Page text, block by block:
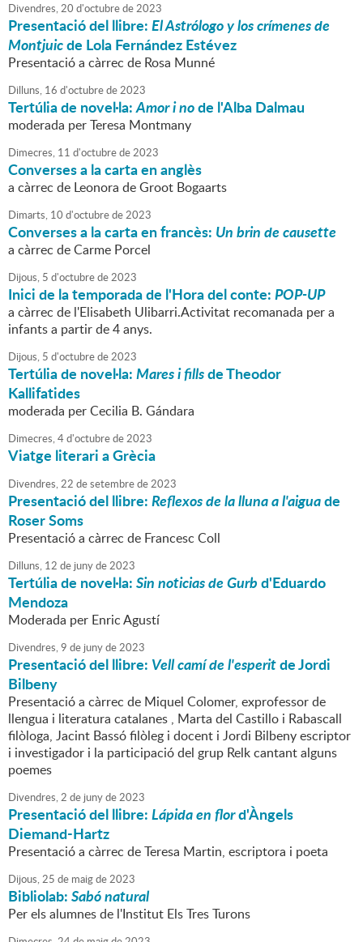
Divendres,20 d'octubrede2023
Presentació del llibre:El Astrólogo y los crímenes de
Montjuicde Lola Fernández Estévez
Presentació a càrrec de Rosa Munné
Dilluns, 16 d'octubrede2023
Tertúlia de novel·la:Amor i node l'Alba Dalmau
moderada per Teresa Montmany
Dimecres, 11 d'octubrede2023
Converses a la carta en anglès
a càrrec de Leonora de Groot Bogaarts
Dimarts, 10 d'octubrede2023
Converses a la carta en francès: Un brin de causette
a càrrec de Carme Porcel
Dijous, 5 d'octubrede2023
Inici de la temporada de l'Hora del conte:POP-UP
a càrrec de l'Elisabeth Ulibarri.Activitat recomanada per a
infants a partir de 4 anys.
Dijous, 5 d'octubrede2023
Tertúlia de novel·la:Mares i fillsde Theodor
Kallifatides
moderada per Cecilia B. Gándara
Dimecres,4d'octubrede2023
Viatge literari a Grècia
Divendres,22 desetembrede2023
Presentació del llibre:Reflexos de la lluna a l'aiguade
Roser Soms
Presentació a càrrec de Francesc Coll
Dilluns, 12 de junyde2023
Tertúlia de novel·la:Sin noticias de Gurbd'Eduardo
Mendoza
Moderada per Enric Agustí
Divendres,9 de junyde2023
Presentació del llibre: Vell camí de l'esperitde Jordi
Bilbeny
Presentació a càrrec de Miquel Colomer, exprofessor de
llengua i literatura catalanes , Marta del Castillo i Rabascall
filòloga, Jacint Bassó filòleg i docent i Jordi Bilbeny escriptor
i investigador i la participació del grup Relk cantant alguns
poemes
Divendres,2 de junyde2023
Presentació del llibre:Lápida en flord'Àngels
Diemand-Hartz
Presentació a càrrec de Teresa Martin, escriptora i poeta
Dijous,25 de maigde2023
Bibliolab:Sabó natural
Per els alumnes de l'Institut Els Tres Turons